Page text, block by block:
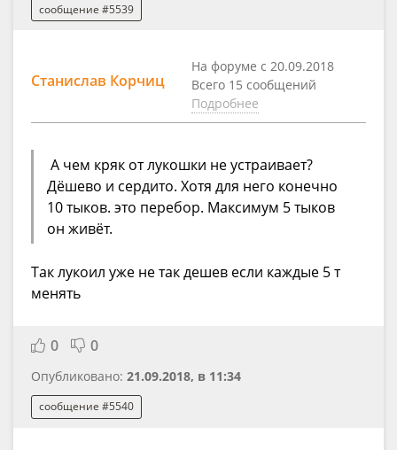
сообщение #5539
Станислав Корчиц
На форуме с 20.09.2018
Всего 15 сообщений
Подробнее
А чем кряк от лукошки не устраивает?
Дёшево и сердито. Хотя для него конечно
10 тыков. это перебор. Максимум 5 тыков
он живёт.
Так лукоил уже не так дешев если каждые 5 т
менять
0 0
Опубликовано: 21.09.2018, в 11:34
сообщение #5540